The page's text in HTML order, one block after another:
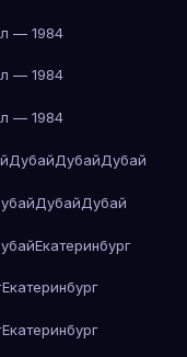
— 1984
— 1984
— 1984
ДубайДубайДубай
ДубайДубай
Екатеринбург
Екатеринбург
Екатеринбург